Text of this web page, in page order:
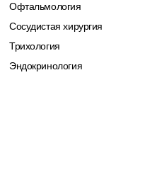
Офтальмология
Сосудистая хирургия
Трихология
Эндокринология